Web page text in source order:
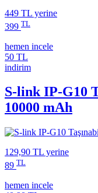
449 TL yerine
399 TL
hemen incele
50 TL
indirim
S-link IP-G10
10000 mAh
129,90 TL yerine
89 TL
hemen incele